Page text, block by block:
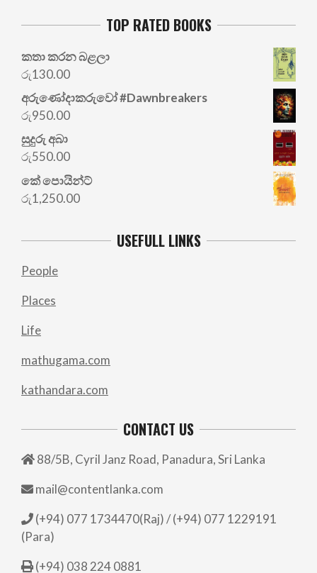
TOP RATED BOOKS
කතා කරන බළලා
රු130.00
අරු‍ණෝදාකරුවෝ #Dawnbreakers
රු950.00
සුදුරු අබා
රු550.00
කේ පොයින්ට්
රු1,250.00
USEFULL LINKS
People
Places
Life
mathugama.com
kathandara.com
CONTACT US
88/5B, Cyril Janz Road, Panadura, Sri Lanka
mail@contentlanka.com
(+94) 077 1734470(Raj) / (+94) 077 1229191
(Para)
(+94) 038 224 0881